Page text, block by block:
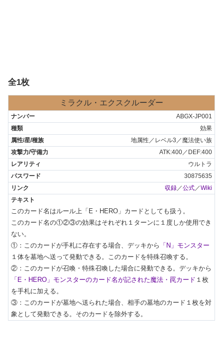
全1枚
ミラクル・エクスクルーダー
ABGX-JP001
効果
地属性／レベル3／魔法使い族
ATK:400／DEF:400
ウルトラ
30875635
収録 ／公式 ／Wiki
このカード名はルール上「E・HERO」カードとしても扱う。
このカード名の①②③の効果はそれぞれ１ターンに１度しか使用でき
ない。
①：このカードが手札に存在する場合、デッキから 「N」モンスター
１体を墓地へ送って発動できる。このカードを特殊召喚する。
②：このカードが召喚・特殊召喚した場合に発動できる。デッキから
「E・HERO」モンスターのカード名が記された魔法・罠カード １枚
を手札に加える。
③：このカードが墓地へ送られた場合、相手の墓地のカード１枚を対
象として発動できる。そのカードを除外する。